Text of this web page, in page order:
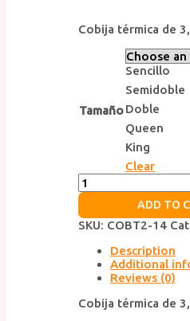
Cobija térmica de
Tamaño
Sencillo
Semidoble
Doble
Queen
King
Clear
Cobija
Térmica
quantity
ADD TO
SKU: COBT2-14
Description
Additional
Reviews (0)
Cobija térmica de